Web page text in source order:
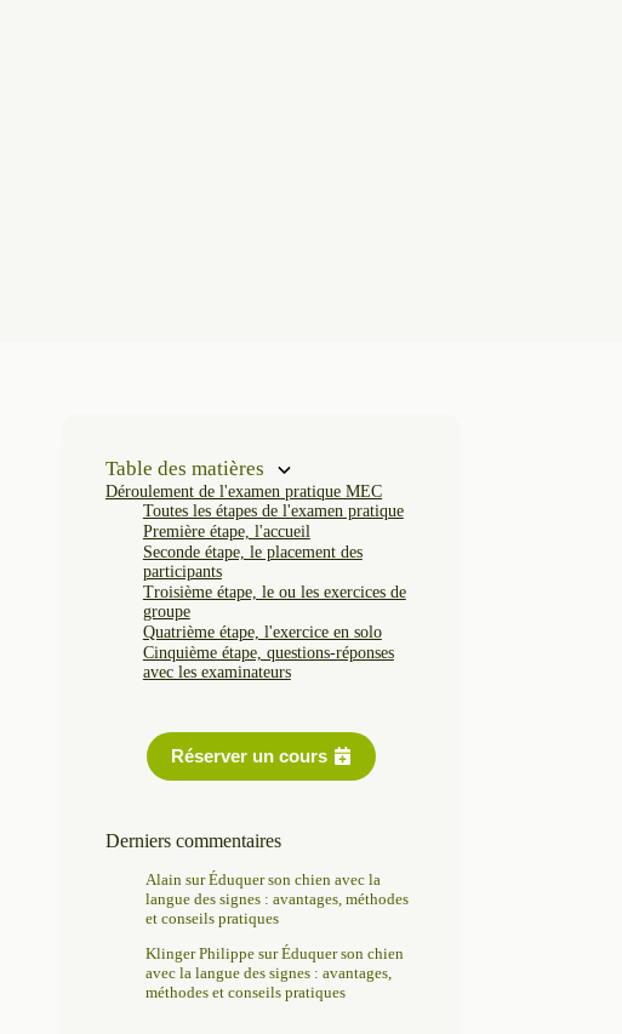
Table des matières
Déroulement de l'examen pratique MEC
Toutes les étapes de l'examen pratique
Première étape, l'accueil
Seconde étape, le placement des
participants
Troisième étape, le ou les exercices de
groupe
Quatrième étape, l'exercice en solo
Cinquième étape, questions-réponses
avec les examinateurs
Réserver un cours
Derniers commentaires
AlainsurÉduquer son chien avec la
langue des signes : avantages, méthodes
et conseils pratiques
Klinger PhilippesurÉduquer son chien
avec la langue des signes : avantages,
méthodes et conseils pratiques